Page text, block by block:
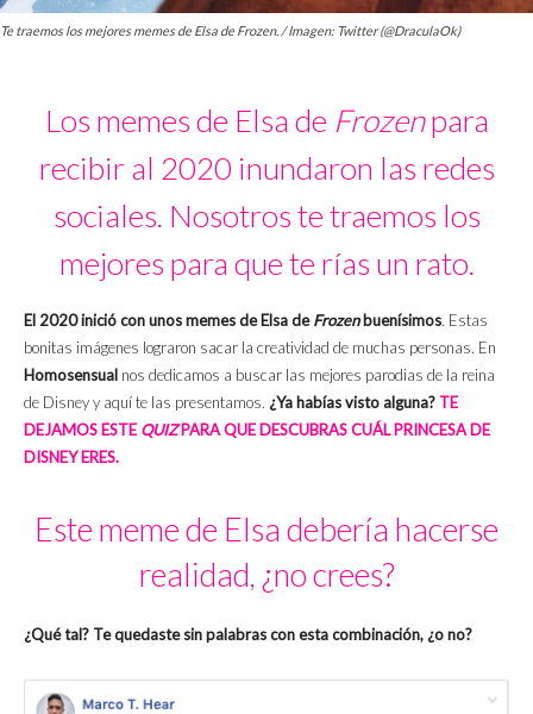
Te traemos los mejores memes de Elsa de Frozen. / Imagen: Twitter (@DraculaOk)
Los memes de Elsa de Frozenpara
recibir al 2020 inundaron las redes
sociales. Nosotros te traemos los
mejores para que te rías un rato.
El 2020 inició con unos memes de Elsa deFrozenbuenísimos. Estas
bonitas imágenes lograron sacar la creatividad de muchas personas. En
Homosensual nos dedicamos a buscar las mejores parodias de la reina
de Disney y aquí te las presentamos. ¿Ya habías visto alguna? TE
DEJAMOS ESTE QUIZPARA QUE DESCUBRAS CUÁL PRINCESA DE
DISNEY ERES.
Este meme de Elsa debería hacerse
realidad, ¿no crees?
¿Qué tal? Te quedaste sin palabras con esta combinación, ¿o no?